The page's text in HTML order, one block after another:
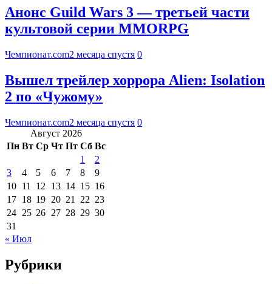
Анонс Guild Wars 3 — третьей части
культовой серии MMORPG
Чемпионат.com2 месяца спустя 0
Вышел трейлер хоррора Alien: Isolation
2 по «Чужому»
Чемпионат.com2 месяца спустя 0
Август 2026
Пн Вт Ср Чт Пт Сб Вс
1
2
3
4 5 6 7 8
9
10 11 12 13 14 15 16
17 18 19 20 21 22 23
24 25 26 27 28 29 30
31
« Июл
Рубрики